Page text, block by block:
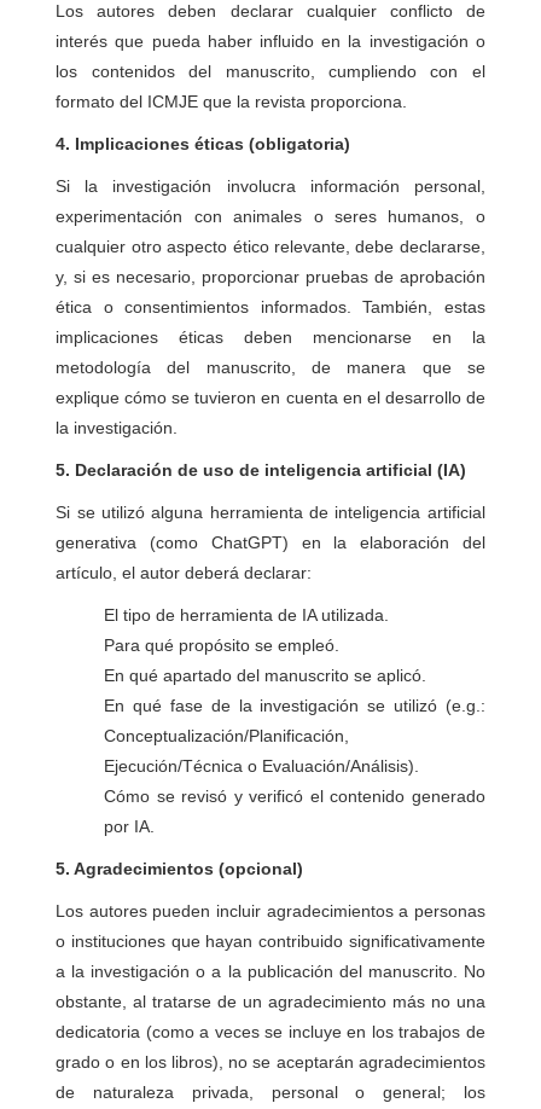
Los autores deben declarar cualquier conflicto de
interés que pueda haber influido en la investigación o
los contenidos del manuscrito, cumpliendo con el
formato del ICMJE que la revista proporciona.
4. Implicaciones éticas (obligatoria)
Si la investigación involucra información personal,
experimentación con animales o seres humanos, o
cualquier otro aspecto ético relevante, debe declararse,
y, si es necesario, proporcionar pruebas de aprobación
ética o consentimientos informados. También, estas
implicaciones éticas deben mencionarse en la
metodología del manuscrito, de manera que se
explique cómo se tuvieron en cuenta en el desarrollo de
la investigación.
5. Declaración de uso de inteligencia artificial (IA)
Si se utilizó alguna herramienta de inteligencia artificial
generativa (como ChatGPT) en la elaboración del
artículo, el autor deberá declarar:
El tipo de herramienta de IA utilizada.
Para qué propósito se empleó.
En qué apartado del manuscrito se aplicó.
En qué fase de la investigación se utilizó (e.g.:
Conceptualización/Planificación,
Ejecución/Técnica o Evaluación/Análisis).
Cómo se revisó y verificó el contenido generado
por IA.
5. Agradecimientos (opcional)
Los autores pueden incluir agradecimientos a personas
o instituciones que hayan contribuido significativamente
a la investigación o a la publicación del manuscrito. No
obstante, al tratarse de un agradecimiento más no una
dedicatoria (como a veces se incluye en los trabajos de
grado o en los libros), no se aceptarán agradecimientos
de naturaleza privada, personal o general; los